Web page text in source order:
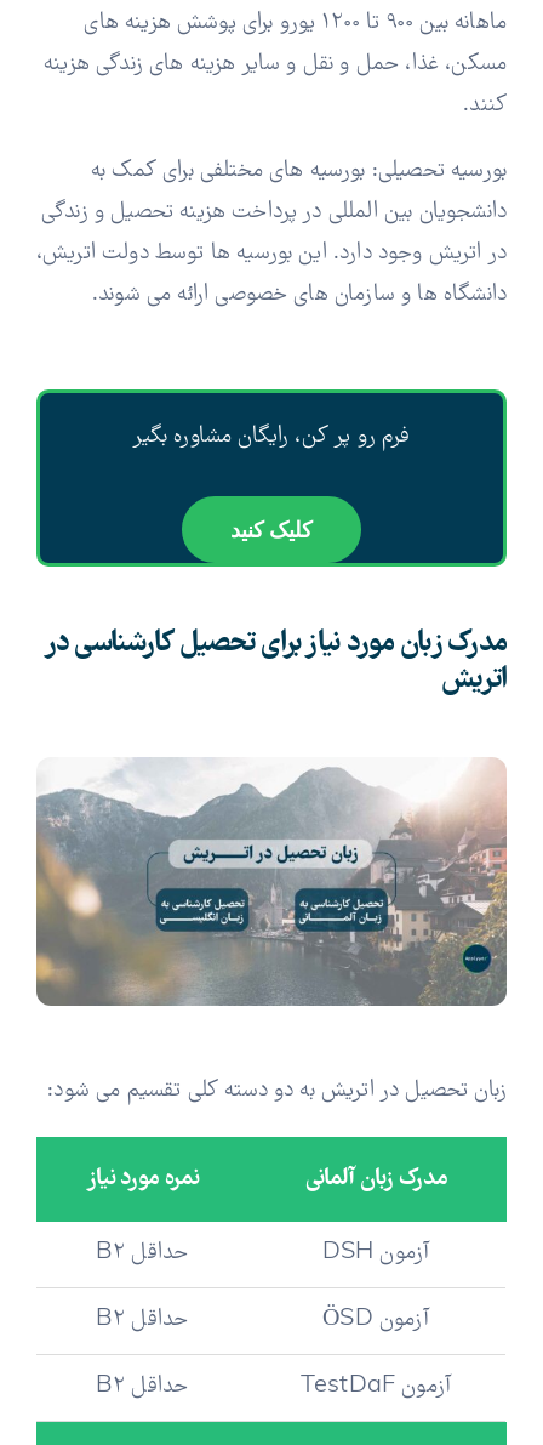
ماهانه بین 900 تا 1200 یورو برای پوشش هزینه های
مسکن، غذا، حمل و نقل و سایر هزینه های زندگی هزینه
کنند.
بورسیه تحصیلی: بورسیه های مختلفی برای کمک به
دانشجویان بین المللی در پرداخت هزینه تحصیل و زندگی
در اتریش وجود دارد. این بورسیه ها توسط دولت اتریش،
دانشگاه ها و سازمان های خصوصی ارائه می شوند.
فرم رو پر کن، رایگان مشاوره بگیر
کلیک کنید
مدرک زبان مورد نیاز برای تحصیل کارشناسی در
اتریش
زبان تحصیل در اتریش به دو دسته کلی تقسیم می شود:
مدرک زبان آلمانی نمره مورد نیاز
آزمون DSH حداقل B2
آزمون ÖSD حداقل B2
آزمون TestDaF حداقل B2